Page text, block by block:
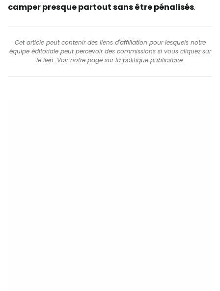
camper presque partout sans être pénalisés.
Cet article peut contenir des liens d'affiliation pour lesquels notre
équipe éditoriale peut percevoir des commissions si vous cliquez sur
le lien. Voir notre page sur la politique publicitaire.